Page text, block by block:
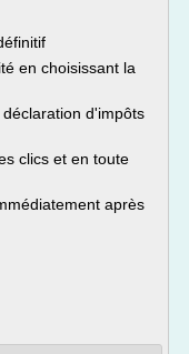
en choisissant la
d'impôts
clics et en toute
après